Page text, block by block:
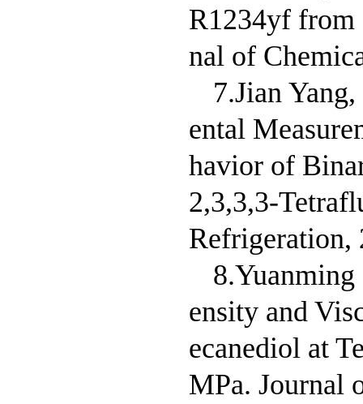
R1234yf from
nal of
7.Jian
ental
havior of
2,3,3,3-
Refrigeration,
ensity and
ecanediol at
MPa. Journal